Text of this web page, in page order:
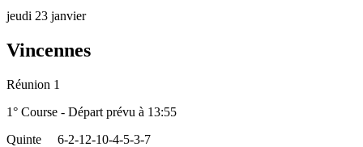
jeudi 23 janvier
Vincennes
Réunion 1
1° Course - Départ prévu à 13:55
Quinte
6-2-12-10-4-5-3-7